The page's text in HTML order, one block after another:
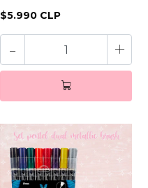
$5.990 CLP
- +